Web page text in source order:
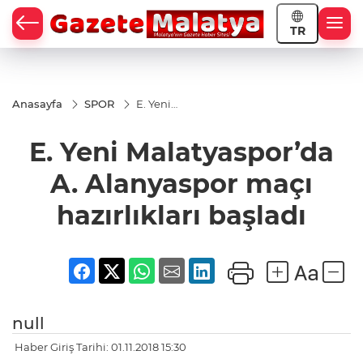
TR
Anasayfa SPOR
E. Yeni
maçı
hazırlıkları
E. Yeni Malatyaspor’da
A. Alanyaspor maçı
hazırlıkları başladı
null
Haber Giriş Tarihi: 01.11.2018 15:30